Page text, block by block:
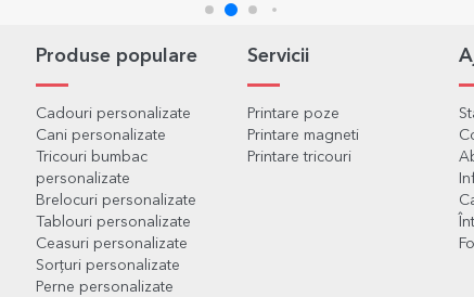
Produse populare
Cadouri personalizate
Cani personalizate
Tricouri bumbac
personalizate
Brelocuri personalizate
Tablouri personalizate
Ceasuri personalizate
Sorțuri personalizate
Perne personalizate
Servicii
Printare poze
Printare magneti
Printare tricouri